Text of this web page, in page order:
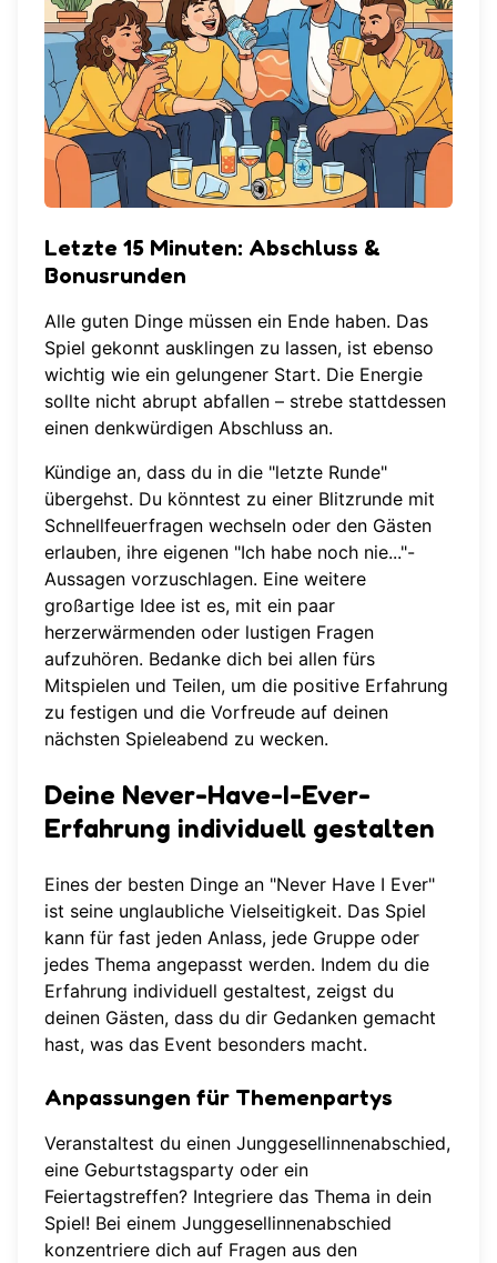
Letzte 15 Minuten: Abschluss &
Bonusrunden
Alle guten Dinge müssen ein Ende haben. Das
Spiel gekonnt ausklingen zu lassen, ist ebenso
wichtig wie ein gelungener Start. Die Energie
sollte nicht abrupt abfallen – strebe stattdessen
einen denkwürdigen Abschluss an.
Kündige an, dass du in die "letzte Runde"
übergehst. Du könntest zu einer Blitzrunde mit
Schnellfeuerfragen wechseln oder den Gästen
erlauben, ihre eigenen "Ich habe noch nie..."-
Aussagen vorzuschlagen. Eine weitere
großartige Idee ist es, mit ein paar
herzerwärmenden oder lustigen Fragen
aufzuhören. Bedanke dich bei allen fürs
Mitspielen und Teilen, um die positive Erfahrung
zu festigen und die Vorfreude auf deinen
nächsten Spieleabend zu wecken.
Deine Never-Have-I-Ever-
Erfahrung individuell gestalten
Eines der besten Dinge an "Never Have I Ever"
ist seine unglaubliche Vielseitigkeit. Das Spiel
kann für fast jeden Anlass, jede Gruppe oder
jedes Thema angepasst werden. Indem du die
Erfahrung individuell gestaltest, zeigst du
deinen Gästen, dass du dir Gedanken gemacht
hast, was das Event besonders macht.
Anpassungen für Themenpartys
Veranstaltest du einen Junggesellinnenabschied,
eine Geburtstagsparty oder ein
Feiertagstreffen? Integriere das Thema in dein
Spiel! Bei einem Junggesellinnenabschied
konzentriere dich auf Fragen aus den